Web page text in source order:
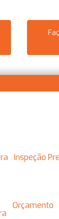
Inspeção
Orçamento